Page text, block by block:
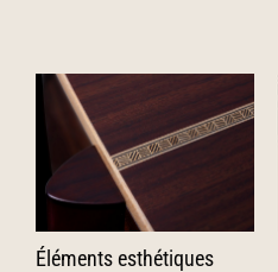
Éléments esthétiques